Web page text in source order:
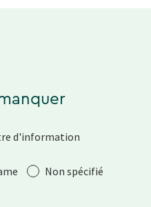
d'information
Non spécifié